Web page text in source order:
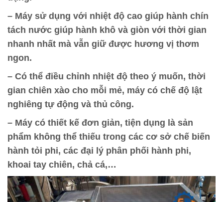
– Máy sử dụng với nhiệt độ cao giúp hành chín
tách nước giúp hành khô và giòn với thời gian
nhanh nhất mà vẫn giữ được hương vị thơm
ngon.
– Có thể điều chỉnh nhiệt độ theo ý muốn, thời
gian chiên xào cho mỗi mẻ, máy có chế độ lật
nghiêng tự động và thủ công.
– Máy có thiết kế đơn giản, tiện dụng là sản
phẩm không thể thiếu trong các cơ sở chế biến
hành tỏi phi, các đại lý phân phối hành phi,
khoai tay chiên, chả cá,…